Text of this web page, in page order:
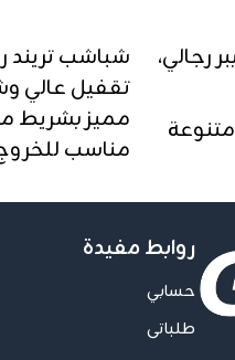
رجالي،
شباشب تريند
تقفيل عالي
مميز بشريط
مناسب
📏 المقاسات: من 41روابط مفيدة
حسابي
طلباتى